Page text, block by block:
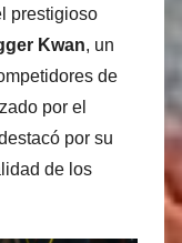
prestigioso
Kwan, un
de
por el
por su
de los